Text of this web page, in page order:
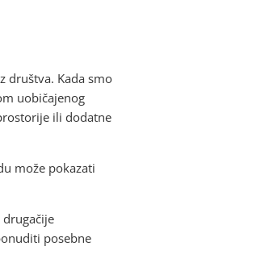
društva. Kada smo
uobičajenog
ili dodatne
može pokazati
posebne